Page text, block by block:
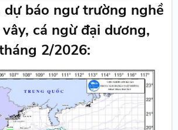
dự báo ngư trường nghề
cá ngừ đại dương,
2/2026: